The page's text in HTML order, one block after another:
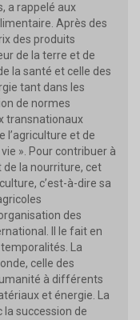
a rappelé aux
Après des
des produits
de la terre et de
la santé et celle des
tant dans les
de normes
transnationaux
l’agriculture et de
». Pour contribuer à
de la nourriture, cet
c’est-à-dire sa
des
Il le fait en
La
celle des
à différents
et énergie. La
succession de